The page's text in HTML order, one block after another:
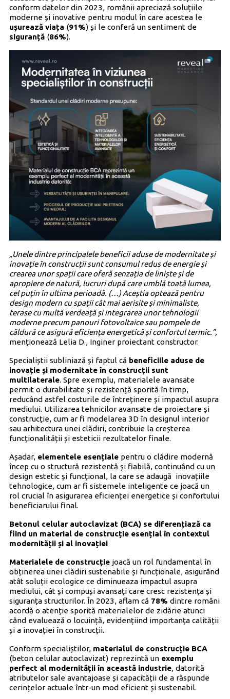
conform datelor din 2023, românii apreciază soluțiile
moderne și inovative pentru modul în care acestea le
ușurează viața (91%) și le conferă un sentiment de
siguranță(86%).
„Unele dintre principalele beneficii aduse de modernitate și
inovație în construcții sunt consumul redus de energie și
crearea unor spații care oferă senzația de liniște și de
apropiere de natură, lucruri după care umblă toată lumea,
cel puțin în ultima perioadă. (…) Aceștia optează pentru
design modern cu spații cât mai aerisite și minimaliste,
terase cu multă verdeață și integrarea unor tehnologii
moderne precum panouri fotovoltaice sau pompele de
căldură ce asigură eficiența energetică și confortul termic.”,
menționează Lelia D., Inginer proiectant constructor.
Specialiștii subliniază și faptul că beneficiile aduse de
inovație și modernitate în construcții sunt
multilaterale. Spre exemplu, materialele avansate
permit o durabilitate și rezistență sporită în timp,
reducând astfel costurile de întreținere și impactul asupra
mediului. Utilizarea tehnicilor avansate de proiectare și
construcție, cum ar fi modelarea 3D în designul interior
sau arhitectura unei clădiri, contribuie la creșterea
funcționalității și esteticii rezultatelor finale.
Așadar, elementele esențialepentru o clădire modernă
încep cu o structură rezistentă și fiabilă, continuând cu un
design estetic și funcțional, la care se adaugă inovațiile
tehnologice, cum ar fi sistemele inteligente ce joacă un
rol crucial în asigurarea eficienței energetice și confortului
beneficiarului final.
Betonul celular autoclavizat (BCA) se diferențiază ca
fiind un material de construcție esențial în contextul
modernității și al inovației
Materialele de construcțiejoacă un rol fundamental în
obținerea unei clădiri sustenabile și funcționale, asigurând
atât soluții ecologice ce diminueaza impactul asupra
mediului, cât și compuși avansați care cresc rezistența și
siguranța structurilor. În 2023, aflam că 78% dintre români
acordă o atenție sporită materialelor de zidărie atunci
când evaluează o locuință, evidențiind importanța calității
și a inovației în construcții.
Conform specialiștilor, materialul de construcție BCA
(beton celular autoclavizat) reprezintă un exemplu
perfect al modernității în această industrie, datorită
atributelor sale avantajoase și capacității de a răspunde
cerințelor actuale într-un mod eficient și sustenabil.